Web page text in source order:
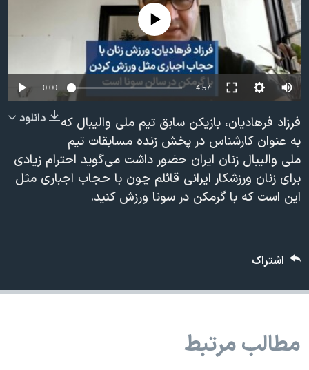
فرهنگ و زندگی
حقوق شهروندی
اقتصادی
علم و فناوری
گالری عکس
آرشیو پخش زنده
مستندها
انتخابات ریاست جمهوری آمریکا ۲۰۲۴
حمله جمهوری اسلامی به اسرائیل
رمز مهسا
اعتراضات زن، زندگی، آزادی
مجموعه مستندهای دادخواهی
تریبونال مردمی آبان ۹۸
قانون شفافیت دارائی کادر رهبری ایران
نرگس محمدی برنده جایزه نوبل صلح
همایش محافظه‌کاران آمریکا «سی‌پک»
دنبال کنید
زبانهای مختلف
No media source currently available
0:00 4:57
دانلود
فرزاد فرهادیان، بازیکن سابق تیم ملی والیبال که
به عنوان کارشناس در پخش زنده مسابقات تیم
ملی والیبال زنان ایران حضور داشت می‌گوید احترام زیادی
برای زنان ورزشکار ایرانی قائلم چون با حجاب اجباری مثل
این است که با گرمکن در سونا ورزش کنید.
اشتراک
مطالب مرتبط